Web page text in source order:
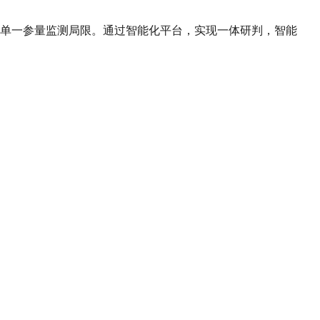
一参量监测局限。通过智能化平台，实现一体研判，智能